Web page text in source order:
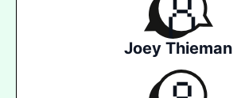
Joey Thieman